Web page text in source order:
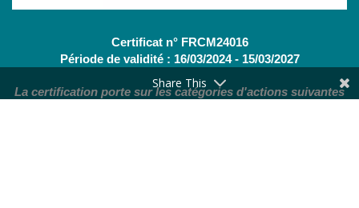
Certificat n° FRCM24016
Période de validité : 16/03/2024 - 15/03/2027
La certification porte sur les catégories d'actions suivantes
Share This